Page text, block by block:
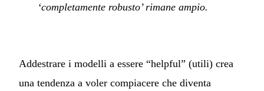
‘completamente robusto’ rimane ampio.
Addestrare i modelli a essere “helpful” (utili) crea
una tendenza a voler compiacere che diventa